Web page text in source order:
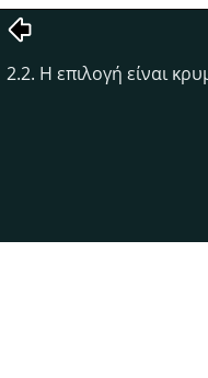
2.2. Η επιλογή είναι